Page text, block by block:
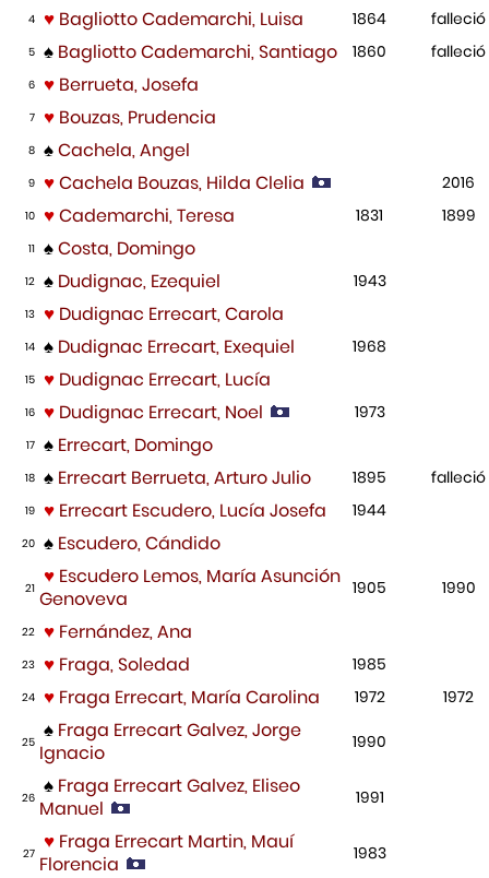
4 ♥ Bagliotto Cademarchi, Luisa 1864 falleció
5 ♠ Bagliotto Cademarchi, Santiago 1860 falleció
6 ♥ Berrueta, Josefa
7 ♥ Bouzas, Prudencia
8 ♠Cachela, Angel
9 ♥Cachela Bouzas, Hilda Clelia 2016
10 ♥Cademarchi, Teresa 1831 1899
11 ♠Costa, Domingo
12 ♠ Dudignac, Ezequiel 1943
13 ♥ Dudignac Errecart, Carola
14 ♠ Dudignac Errecart, Exequiel 1968
15 ♥ Dudignac Errecart, Lucía
16 ♥ Dudignac Errecart, Noel 1973
17 ♠ Errecart, Domingo
18 ♠ Errecart Berrueta, Arturo Julio 1895 falleció
19 ♥ Errecart Escudero, Lucía Josefa 1944
20 ♠ Escudero, Cándido
21 ♥ Escudero Lemos, María Asunción
Genoveva
1905 1990
22 ♥ Fernández, Ana
23 ♥ Fraga, Soledad 1985
24 ♥ Fraga Errecart, María Carolina 1972 1972
25 ♠ Fraga Errecart Galvez, Jorge
Ignacio
1990
26 ♠ Fraga Errecart Galvez, Eliseo
Manuel
1991
27 ♥ Fraga Errecart Martin, Mauí
Florencia
1983